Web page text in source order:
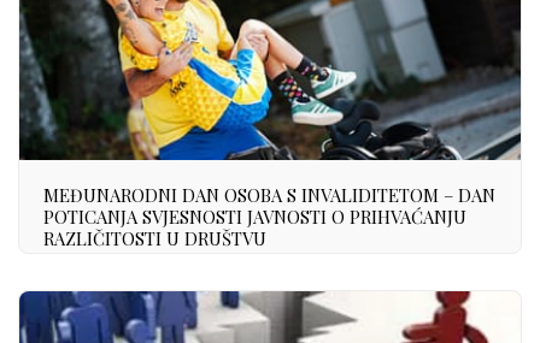
MEĐUNARODNI DAN OSOBA S INVALIDITETOM – DAN
POTICANJA SVJESNOSTI JAVNOSTI O PRIHVAĆANJU
RAZLIČITOSTI U DRUŠTVU